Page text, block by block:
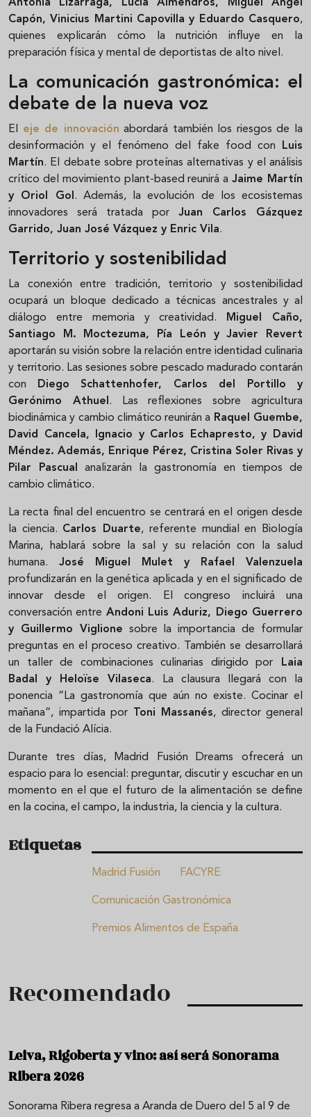
Antonia Lizárraga, Lucía Almendros, Miguel Ángel
Capón, Vinicius Martini Capovilla y Eduardo Casquero,
quienes explicarán cómo la nutrición influye en la
preparación física y mental de deportistas de alto nivel.
La comunicación gastronómica: el
debate de la nueva voz
El eje de innovación abordará también los riesgos de la
desinformación y el fenómeno del fake food con Luis
Martín. El debate sobre proteínas alternativas y el análisis
crítico del movimiento plant-based reunirá aJaime Martín
y Oriol Gol. Además, la evolución de los ecosistemas
innovadores será tratada porJuan Carlos Gázquez
Garrido, Juan José Vázquez y Enric Vila.
Territorio y sostenibilidad
La conexión entre tradición, territorio y sostenibilidad
ocupará un bloque dedicado a técnicas ancestrales y al
diálogo entre memoria y creatividad. Miguel Caño,
Santiago M. Moctezuma, Pía León y Javier Revert
aportarán su visión sobre la relación entre identidad culinaria
y territorio. Las sesiones sobre pescado madurado contarán
con Diego Schattenhofer, Carlos del Portillo y
Gerónimo Athuel. Las reflexiones sobre agricultura
biodinámica y cambio climático reunirán a Raquel Guembe,
David Cancela, Ignacio y Carlos Echapresto, y David
Méndez. Además, Enrique Pérez, Cristina Soler Rivas y
Pilar Pascualanalizarán la gastronomía en tiempos de
cambio climático.
La recta final del encuentro se centrará en el origen desde
la ciencia. Carlos Duarte, referente mundial en Biología
Marina, hablará sobre la sal y su relación con la salud
humana. José Miguel Mulet y Rafael Valenzuela
profundizarán en la genética aplicada y en el significado de
innovar desde el origen. El congreso incluirá una
conversación entre Andoni Luis Aduriz, Diego Guerrero
y Guillermo Viglione sobre la importancia de formular
preguntas en el proceso creativo. También se desarrollará
un taller de combinaciones culinarias dirigido por Laia
Badal y Heloïse Vilaseca. La clausura llegará con la
ponencia “La gastronomía que aún no existe. Cocinar el
mañana”, impartida por
Toni Massanés, director general
de la Fundació Alícia.
Durante tres días, Madrid Fusión Dreams ofrecerá un
espacio para lo esencial: preguntar, discutir y escuchar en un
momento en el que el futuro de la alimentación se define
en la cocina, el campo, la industria, la ciencia y la cultura.
Etiquetas
Madrid Fusión FACYRE
Comunicación Gastronómica
Premios Alimentos de España
Recomendado
Leiva, Rigoberta y vino: así será Sonorama
Ribera 2026
Sonorama Ribera regresa a Aranda de Duero del 5 al 9 de